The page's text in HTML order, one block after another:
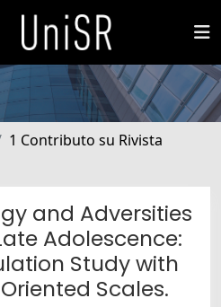
1 Contributo su Rivista
and Adversities
Adolescence:
Study with
Scales.